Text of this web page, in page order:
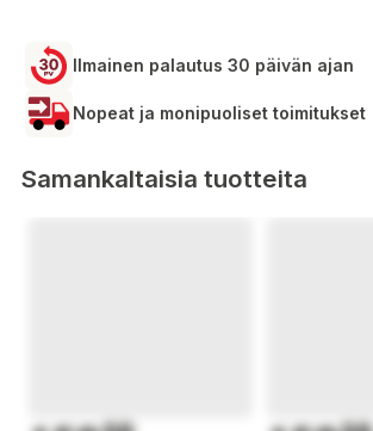
Ilmainen palautus 30 päivän ajan
Nopeat ja monipuoliset toimitukset
Samankaltaisia tuotteita